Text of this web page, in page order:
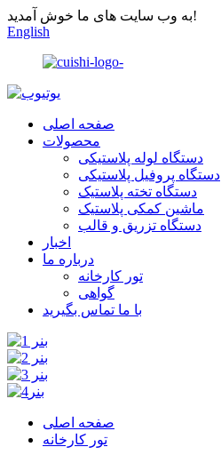
به وب سایت های ما خوش آمدید!
English
صفحه اصلی
محصولات
دستگاه لوله پلاستیکی
دستگاه پروفیل پلاستیکی
دستگاه تخته پلاستیک
ماشین کمکی پلاستیک
دستگاه تزریق و قالب
اخبار
درباره ما
تور کارخانه
گواهی
با ما تماس بگیرید
صفحه اصلی
تور کارخانه